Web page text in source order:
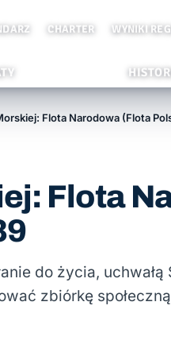
CHARTER WYNIKI
Flota
do życia,
zbiórkę